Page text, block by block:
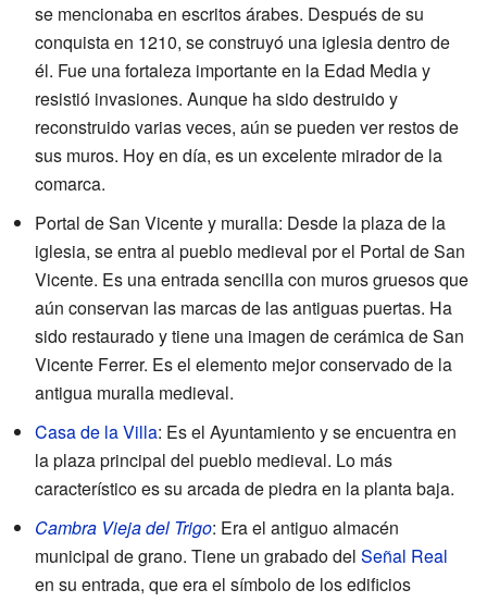
se mencionaba en escritos árabes. Después de su
conquista en 1210, se construyó una iglesia dentro de
él. Fue una fortaleza importante en la Edad Media y
resistió invasiones. Aunque ha sido destruido y
reconstruido varias veces, aún se pueden ver restos de
sus muros. Hoy en día, es un excelente mirador de la
comarca.
Portal de San Vicente y muralla: Desde la plaza de la
iglesia, se entra al pueblo medieval por el Portal de San
Vicente. Es una entrada sencilla con muros gruesos que
aún conservan las marcas de las antiguas puertas. Ha
sido restaurado y tiene una imagen de cerámica de San
Vicente Ferrer. Es el elemento mejor conservado de la
antigua muralla medieval.
Casa de la Villa: Es el Ayuntamiento y se encuentra en
la plaza principal del pueblo medieval. Lo más
característico es su arcada de piedra en la planta baja.
Cambra Vieja del Trigo: Era el antiguo almacén
municipal de grano. Tiene un grabado del Señal Real
en su entrada, que era el símbolo de los edificios